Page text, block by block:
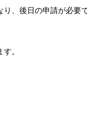
、後日の申請が必要で
。